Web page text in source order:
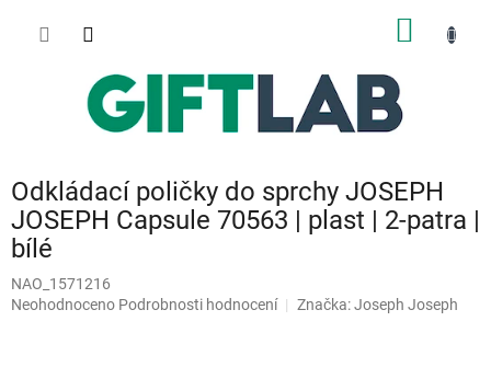
Odkládací poličky do sprchy JOSEPH
JOSEPH Capsule 70563 | plast | 2-patra |
bílé
NAO_1571216
Průměrné
Neohodnoceno Podrobnosti hodnocení Značka:Joseph Joseph